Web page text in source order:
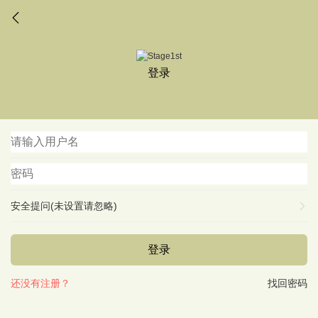
登录
安全提问(未设置请忽略)
登录
找回密码
还没有注册？